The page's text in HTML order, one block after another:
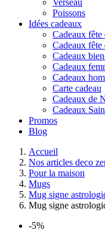
Verseau
Poissons
Idées cadeaux
Cadeaux fête
Cadeaux fête
Cadeaux
Cadeaux
Cadeaux
Carte cadeau
Cadeaux de
Cadeaux
Promos
Blog
Accueil
Nos articles deco
Pour la maison
Mugs
Mug signe
Mug signe
-5%